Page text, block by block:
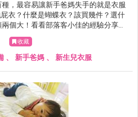
，最容易讓新手爸媽失手的就是衣服
衣？什麼是蝴蝶衣？該買幾件？選什
個大！看看部落客小佳的經驗分享
收藏
、 新手爸媽 、 新生兒衣服